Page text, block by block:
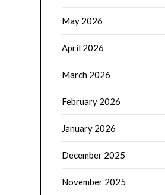
May 2026
April 2026
March 2026
February 2026
January 2026
December 2025
November 2025